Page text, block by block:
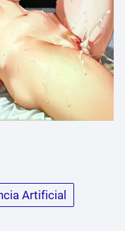
Artificial